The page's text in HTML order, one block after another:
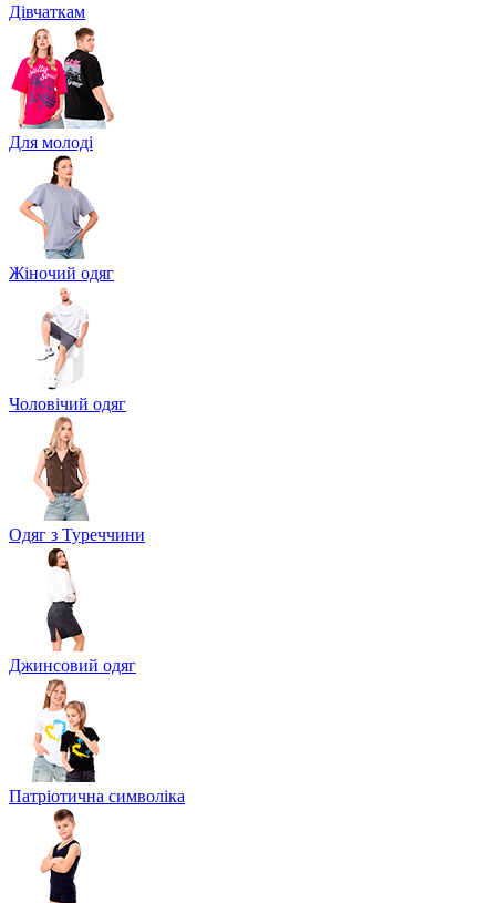
Дівчаткам
Для молоді
Жіночий одяг
Чоловічий одяг
Одяг з Туреччини
Джинсовий одяг
Патріотична символіка